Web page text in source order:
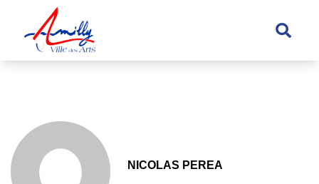
NICOLAS PEREA